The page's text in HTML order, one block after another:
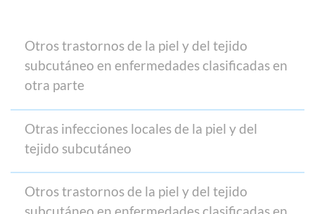
Otros trastornos de la piel y del tejido
subcutáneo en enfermedades clasificadas en
otra parte
Otras infecciones locales de la piel y del
tejido subcutáneo
Otros trastornos de la piel y del tejido